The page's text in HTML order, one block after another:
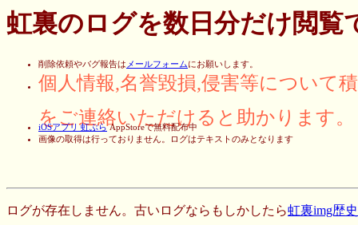
虹裏のログを数日分だけ閲覧
削除依頼やバグ報告はメールフォームにお願いします。
個人情報,名誉毀損,侵害等について
をご連絡いただけると助かります。
iOSアプリ 虹ぶらAppStoreで無料配布中
画像の取得は行っておりません。ログはテキストのみとなります
ログが存在しません。古いログならもしかしたら虹裏img歴